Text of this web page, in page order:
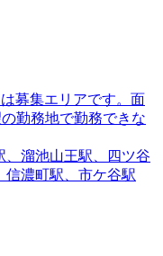
募集エリアです。面
勤務地で勤務できな
、溜池山王駅、四ツ谷
信濃町駅、市ケ谷駅